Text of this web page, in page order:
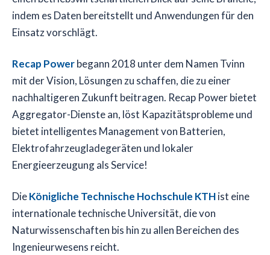
indem es Daten bereitstellt und Anwendungen für den
Einsatz vorschlägt.
Recap Powerbegann 2018 unter dem Namen Tvinn
mit der Vision, Lösungen zu schaffen, die zu einer
nachhaltigeren Zukunft beitragen. Recap Power bietet
Aggregator-Dienste an, löst Kapazitätsprobleme und
bietet intelligentes Management von Batterien,
Elektrofahrzeugladegeräten und lokaler
Energieerzeugung als Service!
DieKönigliche Technische Hochschule KTHist eine
internationale technische Universität, die von
Naturwissenschaften bis hin zu allen Bereichen des
Ingenieurwesens reicht.